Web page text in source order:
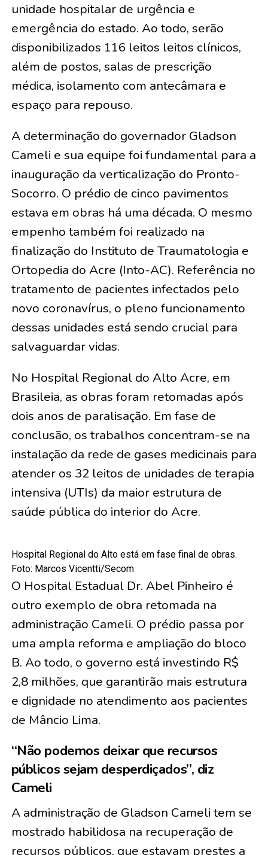
unidade hospitalar de urgência e
emergência do estado. Ao todo, serão
disponibilizados 116 leitos leitos clínicos,
além de postos, salas de prescrição
médica, isolamento com antecâmara e
espaço para repouso.
A determinação do governador Gladson
Cameli e sua equipe foi fundamental para a
inauguração da verticalização do Pronto-
Socorro. O prédio de cinco pavimentos
estava em obras há uma década. O mesmo
empenho também foi realizado na
finalização do Instituto de Traumatologia e
Ortopedia do Acre (Into-AC). Referência no
tratamento de pacientes infectados pelo
novo coronavírus, o pleno funcionamento
dessas unidades está sendo crucial para
salvaguardar vidas.
No Hospital Regional do Alto Acre, em
Brasileia, as obras foram retomadas após
dois anos de paralisação. Em fase de
conclusão, os trabalhos concentram-se na
instalação da rede de gases medicinais para
atender os 32 leitos de unidades de terapia
intensiva (UTIs) da maior estrutura de
saúde pública do interior do Acre.
Hospital Regional do Alto está em fase final de obras.
Foto: Marcos Vicentti/Secom
O Hospital Estadual Dr. Abel Pinheiro é
outro exemplo de obra retomada na
administração Cameli. O prédio passa por
uma ampla reforma e ampliação do bloco
B. Ao todo, o governo está investindo R$
2,8 milhões, que garantirão mais estrutura
e dignidade no atendimento aos pacientes
de Mâncio Lima.
“Não podemos deixar que recursos
públicos sejam desperdiçados”, diz
Cameli
A administração de Gladson Cameli tem se
mostrado habilidosa na recuperação de
recursos públicos, que estavam prestes a